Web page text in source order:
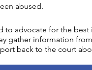
abused.
advocate for the best
gather information
back to the court